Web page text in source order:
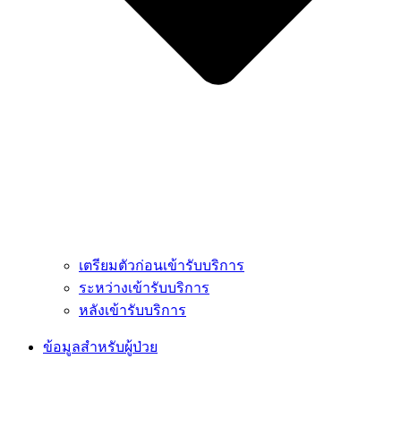
เตรียมตัวก่อนเข้ารับบริการ
ระหว่างเข้ารับบริการ
หลังเข้ารับบริการ
ข้อมูลสำหรับผู้ป่วย